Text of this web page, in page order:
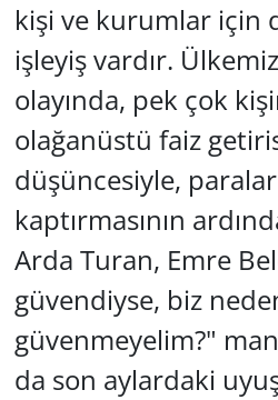
kişi ve kurumlar için
işleyiş vardır.
olayında, pek çok
olağanüstü faiz
düşüncesiyle,
kaptırmasının
Arda Turan, Emre
güvendiyse, biz
güvenmeyelim?"
da son aylardaki